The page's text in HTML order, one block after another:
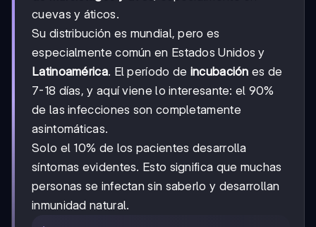
cuevas y áticos.
Su distribución es mundial, pero es
especialmente común en Estados Unidos y
Latinoamérica. El período de incubación es de
7-18 días, y aquí viene lo interesante: el 90%
de las infecciones son completamente
asintomáticas.
Solo el 10% de los pacientes desarrolla
síntomas evidentes. Esto significa que muchas
personas se infectan sin saberlo y desarrollan
inmunidad natural.